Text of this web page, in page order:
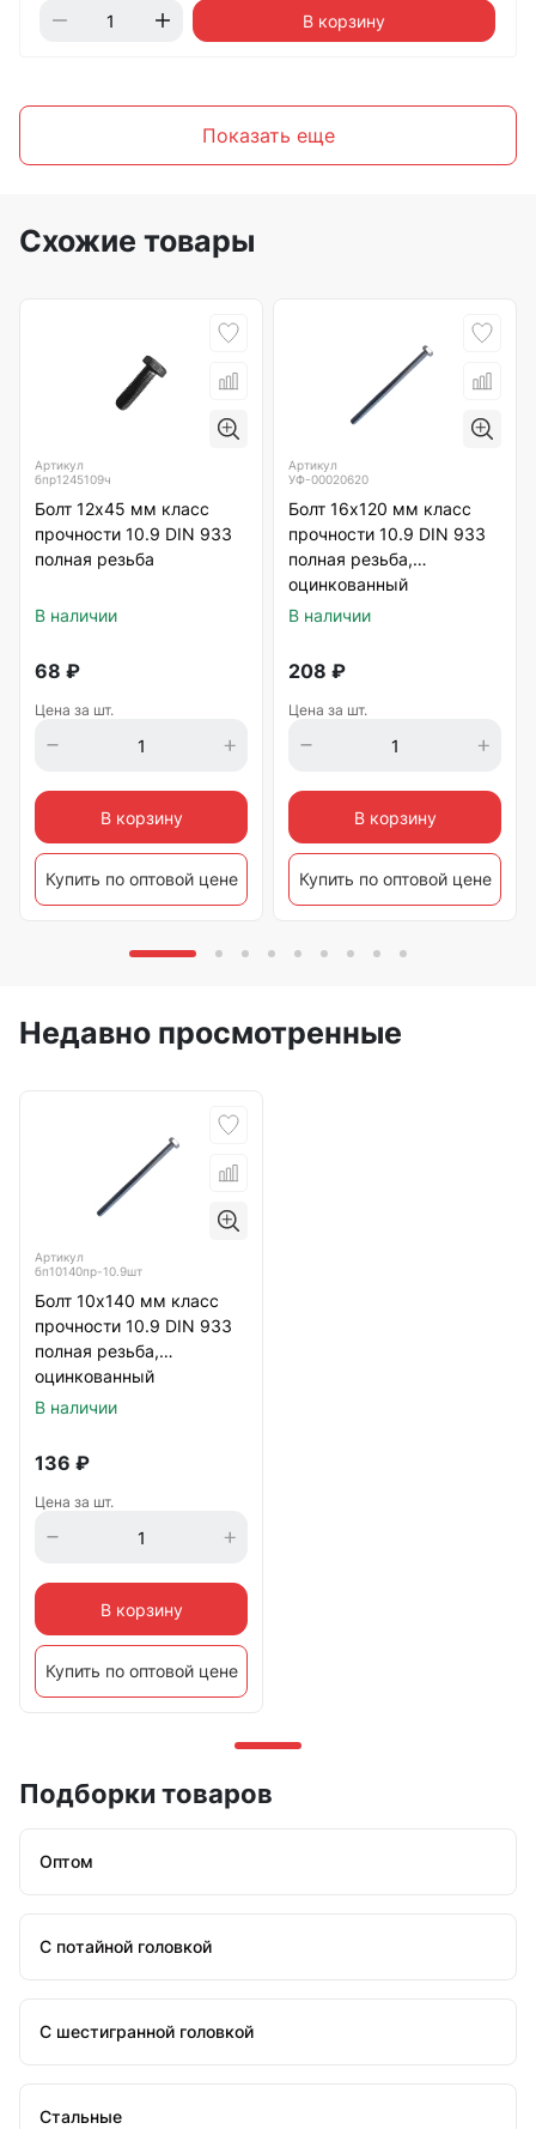
В корзину
Показать еще
Схожие товары
Артикул
бпр1245109ч
Болт 12х45 мм класс
прочности 10.9 DIN 933
полная резьба
В наличии
68 ₽
Цена за шт.
В корзину
Купить по оптовой цене
Артикул
УФ-00020620
Болт 16х120 мм класс
прочности 10.9 DIN 933
полная резьба,
оцинкованный
В наличии
208 ₽
Цена за шт.
В корзину
Купить по оптовой цене
Недавно просмотренные
Артикул
бп10140пр-10.9шт
Болт 10х140 мм класс
прочности 10.9 DIN 933
полная резьба,
оцинкованный
В наличии
136 ₽
Цена за шт.
В корзину
Купить по оптовой цене
Подборки товаров
Оптом
С потайной головкой
С шестигранной головкой
Стальные